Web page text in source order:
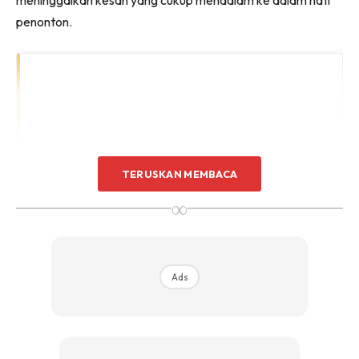
penonton.
TERUSKAN MEMBACA
∞
Ads